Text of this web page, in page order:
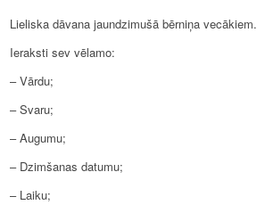
Lieliska dāvana jaundzimušā bērniņa vecākiem.
Ieraksti sev vēlamo:
– Vārdu;
– Svaru;
– Augumu;
– Dzimšanas datumu;
– Laiku;